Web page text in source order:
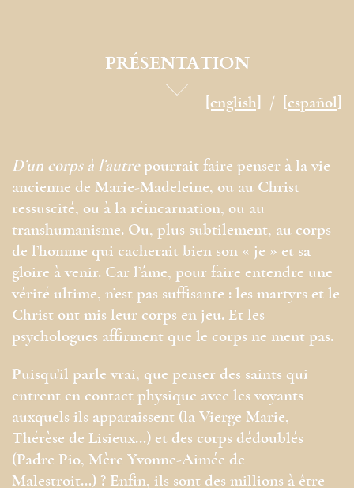
PRÉSENTATION
[english] [español]
D’un corps à l’autrepourrait faire penser à la vie
ancienne de Marie-Madeleine, ou au Christ
ressuscité, ou à la réincarnation, ou au
transhumanisme. Ou, plus subtilement, au corps
de l’homme qui cacherait bien son « je » et sa
gloire à venir. Car l’âme, pour faire entendre une
vérité ultime, n’est pas suffisante : les martyrs et le
Christ ont mis leur corps en jeu. Et les
psychologues affirment que le corps ne ment pas.
Puisqu’il parle vrai, que penser des saints qui
entrent en contact physique avec les voyants
auxquels ils apparaissent (la Vierge Marie,
Thérèse de Lisieux…) et des corps dédoublés
(Padre Pio, Mère Yvonne-Aimée de
Malestroit…) ? Enfin, ils sont des millions à être